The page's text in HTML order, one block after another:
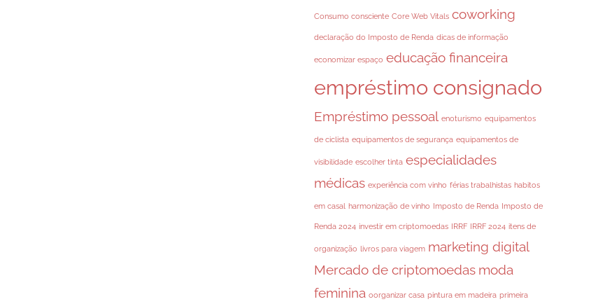
Consumo consciente Core Web Vitals coworking
declaração do Imposto de Renda dicas de informação
economizar espaço educação financeira
empréstimo consignado
Empréstimo pessoal enoturismo equipamentos
de ciclista equipamentos de segurança equipamentos de
visibilidade escolher tinta especialidades
médicas experiência com vinho férias trabalhistas habitos
em casal harmonização de vinho Imposto de Renda Imposto de
Renda 2024 investir em criptomoedas IRRF IRRF 2024 itens de
organização livros para viagem marketing digital
Mercado de criptomoedas moda
feminina oorganizar casa pintura em madeira primeira